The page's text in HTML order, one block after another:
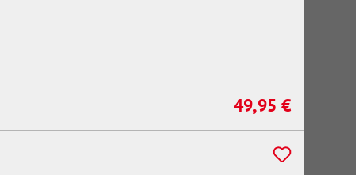
Regulärer Preis:
49,95 €